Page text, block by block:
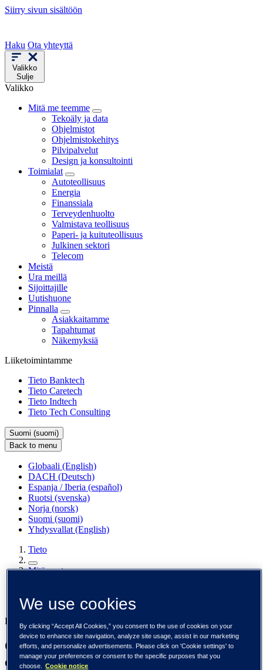
Siirry sivun sisältöön
Haku Ota yhteyttä
Valikko
Sulje
Valikko
Mitä me teemme
Tekoäly ja data
Ohjelmistot
Ohjelmistokehitys
Pilvipalvelut
Design ja konsultointi
Toimialat
Autoteollisuus
Energia
Finanssiala
Terveydenhuolto
Valmistava teollisuus
Paperi- ja kuituteollisuus
Julkinen sektori
Telecom
Meistä
Ura meillä
Sijoittajille
Uutishuone
Pinnalla
Asiakkaitamme
Tapahtumat
Näkemyksiä
Liiketoimintamme
Tieto Banktech
Tieto Caretech
Tieto Indtech
Tieto Tech Consulting
Suomi (suomi)
Back to menu
Globaali (English)
DACH (Deutsch)
Espanja / Iberia (español)
Ruotsi (svenska)
Norja (norsk)
Suomi (suomi)
Yhdysvallat (English)
Tieto
Mitä me teemme
Mitä me teemme
Räätälöidyt ohjelmistokehityspalvelut
Ohjelmistokehitystä moderneille
organisaatioille
We use cookies
By clicking “Accept All Cookies,” you consent to the use of cookies on your
device to enhance site navigation, analyze site usage, assist in our marketing
efforts, and personalize advertisements. Please click on 'Cookie settings' to
manage your preferences or consent to the specific purposes that you
choose.
Cookie notice